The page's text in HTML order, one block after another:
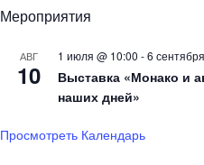
У правительства Монако
зеленый свет или же внести
Мероприятия
АВГ
10
1 июля @ 10:00 -6
Выставка «Монако и
наших дней»
Просмотреть Календарь